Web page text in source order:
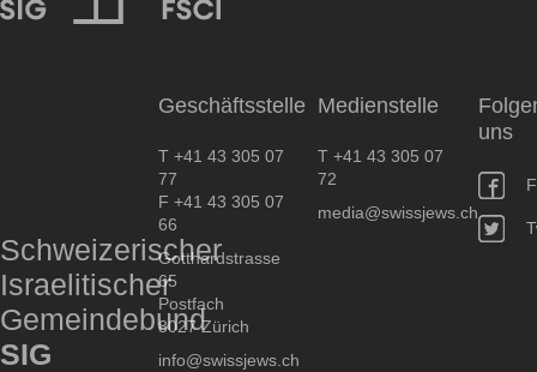
Schweizerischer
Israelitischer
Gemeindebund
SIG
Geschäftsstelle
T +41 43 305 07
77
F +41 43 305 07
66
Gotthardstrasse
65
Postfach
8027 Zürich
info@swissjews.ch
Medienstelle
T +41 43 305 07
72
media@swissjews.ch
uns